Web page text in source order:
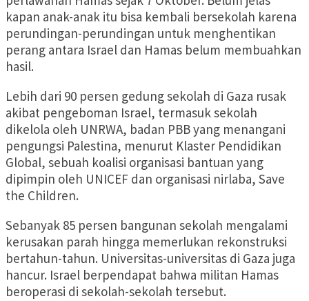
kapan anak-anak itu bisa kembali bersekolah karena
perundingan-perundingan untuk menghentikan
perang antara Israel dan Hamas belum membuahkan
hasil.
Lebih dari 90 persen gedung sekolah di Gaza rusak
akibat pengeboman Israel, termasuk sekolah
dikelola oleh UNRWA, badan PBB yang menangani
pengungsi Palestina, menurut Klaster Pendidikan
Global, sebuah koalisi organisasi bantuan yang
dipimpin oleh UNICEF dan organisasi nirlaba, Save
the Children.
Sebanyak 85 persen bangunan sekolah mengalami
kerusakan parah hingga memerlukan rekonstruksi
bertahun-tahun. Universitas-universitas di Gaza juga
hancur. Israel berpendapat bahwa militan Hamas
beroperasi di sekolah-sekolah tersebut.